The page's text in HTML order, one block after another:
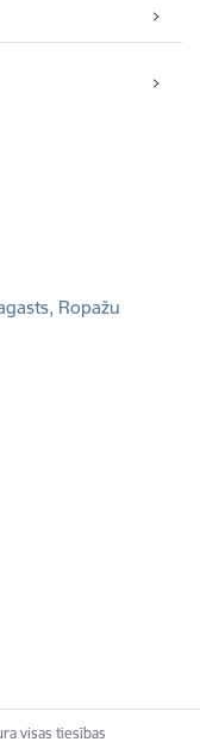
Ropažu
visas tiesības